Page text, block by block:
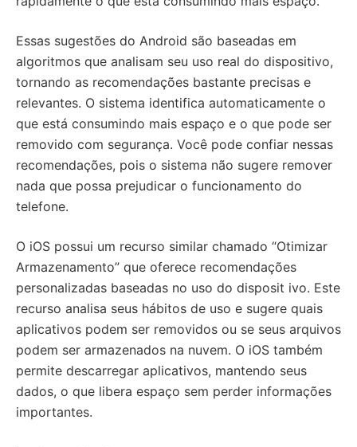
Essas sugestões do Android são baseadas em
algoritmos que analisam seu uso real do dispositivo,
tornando as recomendações bastante precisas e
relevantes. O sistema identifica automaticamente o
que está consumindo mais espaço e o que pode ser
removido com segurança. Você pode confiar nessas
recomendações, pois o sistema não sugere remover
nada que possa prejudicar o funcionamento do
telefone.
O iOS possui um recurso similar chamado “Otimizar
Armazenamento” que oferece recomendações
personalizadas baseadas no uso do disposit ivo. Este
recurso analisa seus hábitos de uso e sugere quais
aplicativos podem ser removidos ou se seus arquivos
podem ser armazenados na nuvem. O iOS também
permite descarregar aplicativos, mantendo seus
dados, o que libera espaço sem perder informações
importantes.